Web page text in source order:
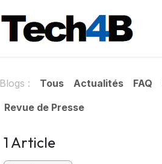
Blogs : Tous Actualités FAQ
Revue de Presse
1 Article